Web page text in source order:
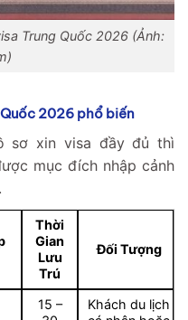
Trung Quốc 2026 (Ảnh:
2026 phổ biến
sơ xin visa đầy đủ thì
mục đích nhập cảnh
Thời
Gian
Lưu
Trú
Đối Tượng
15 –
Khách du lịch